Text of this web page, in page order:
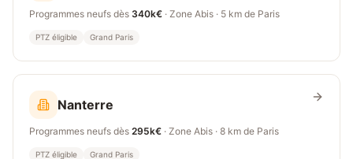
Programmes neufs dès 340k€ · Zone Abis · 5 km de Paris
PTZ éligible Grand Paris
Nanterre
Programmes neufs dès 295k€ · Zone Abis · 8 km de Paris
PTZ éligible Grand Paris